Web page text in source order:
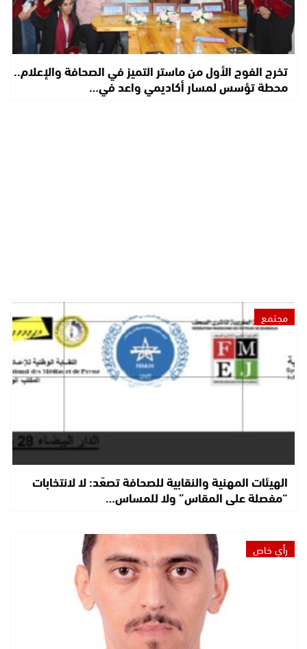
تخرج الفوج الأول من ماستر التميز في الصحافة والإعلام..
محطة تؤسس لمسار أكاديمي واعد في…
مجتمع
الهيئات المهنية والنقابية للصحافة تصعّد: لا لانتخابات
“مفصلة على المقاس” ولا للمساس…
رأي خاص